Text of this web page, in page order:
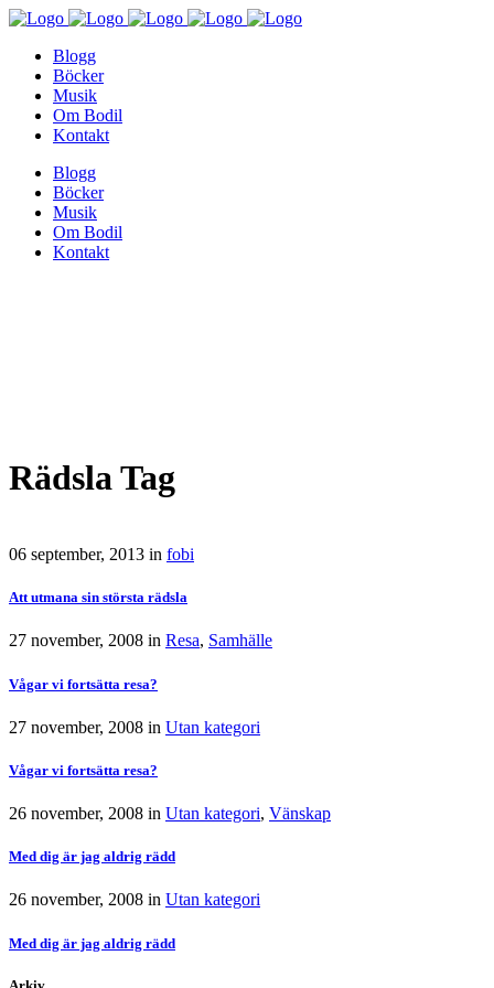
Blogg
Böcker
Musik
Om Bodil
Kontakt
Blogg
Böcker
Musik
Om Bodil
Kontakt
Rädsla Tag
06 september, 2013 in fobi
Att utmana sin största rädsla
27 november, 2008 in Resa, Samhälle
Vågar vi fortsätta resa?
27 november, 2008 in Utan kategori
Vågar vi fortsätta resa?
26 november, 2008 in Utan kategori, Vänskap
Med dig är jag aldrig rädd
26 november, 2008 in Utan kategori
Med dig är jag aldrig rädd